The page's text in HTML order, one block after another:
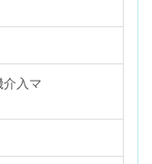
介入マ